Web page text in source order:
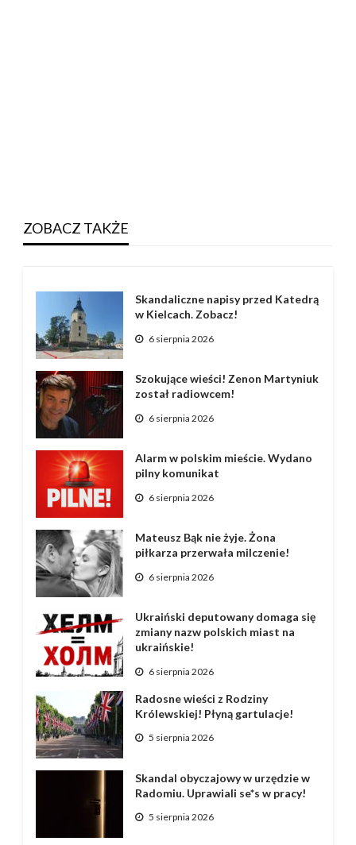
ZOBACZ TAKŻE
Skandaliczne napisy przed Katedrą
w Kielcach. Zobacz!
6 sierpnia 2026
Szokujące wieści! Zenon Martyniuk
został radiowcem!
6 sierpnia 2026
Alarm w polskim mieście. Wydano
pilny komunikat
6 sierpnia 2026
Mateusz Bąk nie żyje. Żona
piłkarza przerwała milczenie!
6 sierpnia 2026
Ukraiński deputowany domaga się
zmiany nazw polskich miast na
ukraińskie!
6 sierpnia 2026
Radosne wieści z Rodziny
Królewskiej! Płyną gartulacje!
5 sierpnia 2026
Skandal obyczajowy w urzędzie w
Radomiu. Uprawiali se*s w pracy!
5 sierpnia 2026